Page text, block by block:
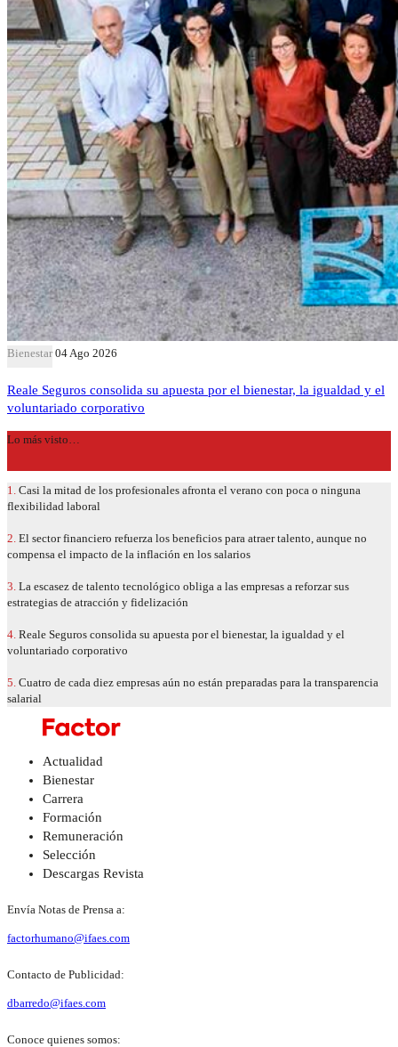
Bienestar 04 Ago 2026
Reale Seguros consolida su apuesta por el bienestar, la igualdad y el
voluntariado corporativo
Lo más visto…
1. Casi la mitad de los profesionales afronta el verano con poca o ninguna
flexibilidad laboral
2. El sector financiero refuerza los beneficios para atraer talento, aunque no
compensa el impacto de la inflación en los salarios
3. La escasez de talento tecnológico obliga a las empresas a reforzar sus
estrategias de atracción y fidelización
4. Reale Seguros consolida su apuesta por el bienestar, la igualdad y el
voluntariado corporativo
5. Cuatro de cada diez empresas aún no están preparadas para la transparencia
salarial
Actualidad
Bienestar
Carrera
Formación
Remuneración
Selección
Descargas Revista
Envía Notas de Prensa a:
factorhumano@ifaes.com
Contacto de Publicidad:
dbarredo@ifaes.com
Conoce quienes somos: